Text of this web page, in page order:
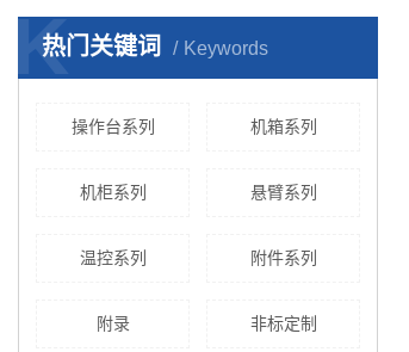
热门关键词 Keywords
K
操作台系列 机箱系列
机柜系列 悬臂系列
温控系列 附件系列
附录 非标定制